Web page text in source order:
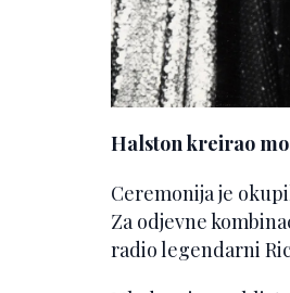
Halston kreirao
Ceremonija je
Za odjevne
radio legendarni